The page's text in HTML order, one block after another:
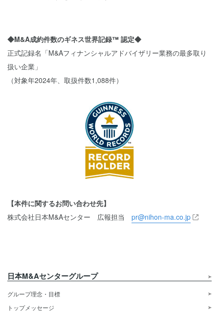
◆M&A成約件数のギネス世界記録™ 認定◆
正式記録名「M&Aフィナンシャルアドバイザリー業務の最多取り
扱い企業」
（対象年2024年、取扱件数1,088件）
【本件に関するお問い合わせ先】
株式会社日本M&Aセンター 広報担当 pr@nihon-ma.co.jp
日本M&Aセンターグループ
グループ理念・目標
トップメッセージ